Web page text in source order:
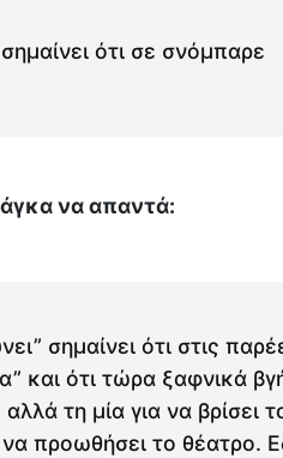
ότι σε σνόμπαρε
να απαντά:
σημαίνει ότι στις
και ότι τώρα ξαφνικά
αλλά τη μία για να βρίσει
να προωθήσει το θέατρο.